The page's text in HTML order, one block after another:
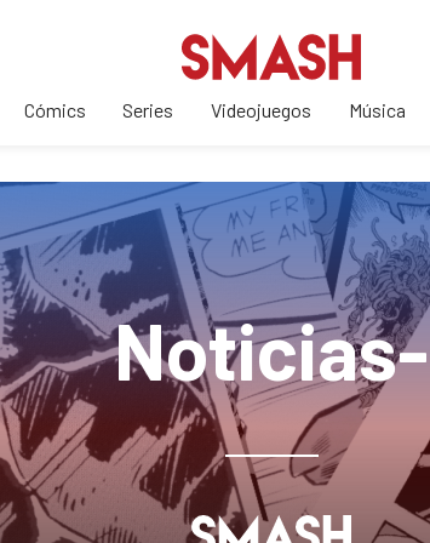
Cómics Series Videojuegos Música
Noticias-